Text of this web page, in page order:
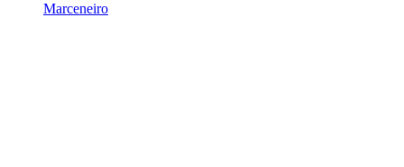
Marceneiro